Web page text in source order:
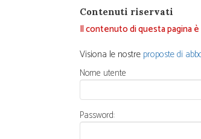
Contenuti riservati
Il contenuto di questa pagina
Visiona le nostre proposte di
Nome utente
Password: